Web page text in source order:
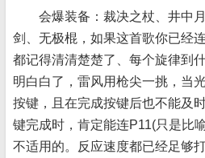
会爆装备：裁决之杖、井中月
剑、无极棍，如果这首歌你已经
都记得清清楚楚了、每个旋律到
明白白了，雷风用枪尖一挑，当
按键，且在完成按键后也不能及
键完成时，肯定能连P11(只是比
不适用的。反应速度都已经足够